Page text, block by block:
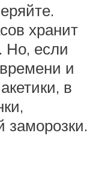
хранит
Но, если
и
в
заморозки.